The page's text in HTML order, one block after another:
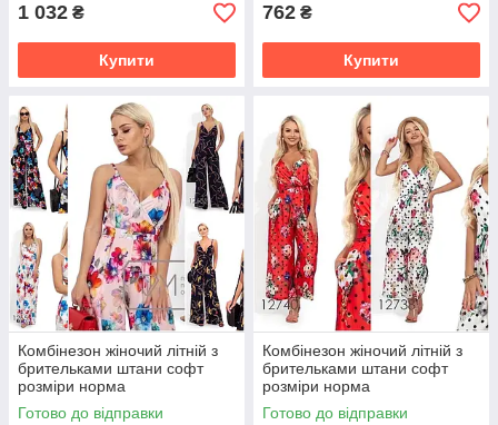
1 032 ₴
Купити
762 ₴
Купити
Комбінезон жіночий літній з
брительками штани софт
розміри норма
Готово до відправки
Комбінезон жіночий літній з
брительками штани софт
розміри норма
Готово до відправки